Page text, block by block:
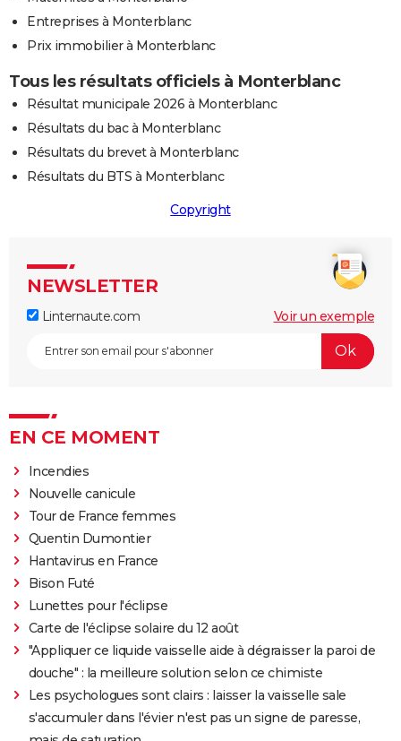
Entreprises à Monterblanc
Prix immobilier à Monterblanc
Tous les résultats officiels à Monterblanc
Résultat municipale 2026 à Monterblanc
Résultats du bac à Monterblanc
Résultats du brevet à Monterblanc
Résultats du BTS à Monterblanc
Copyright
NEWSLETTER
Linternaute.com Voir un exemple
EN CE MOMENT
Incendies
Nouvelle canicule
Tour de France femmes
Quentin Dumontier
Hantavirus en France
Bison Futé
Lunettes pour l'éclipse
Carte de l'éclipse solaire du 12 août
"Appliquer ce liquide vaisselle aide à dégraisser la paroi de
douche" : la meilleure solution selon ce chimiste
Les psychologues sont clairs : laisser la vaisselle sale
s'accumuler dans l'évier n'est pas un signe de paresse,